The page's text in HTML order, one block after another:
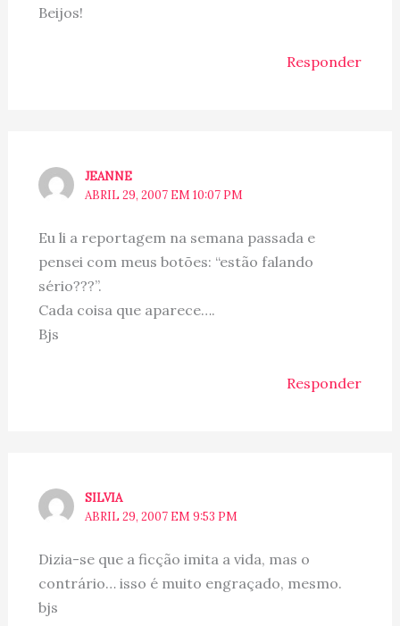
Beijos!
Responder
JEANNE
ABRIL 29, 2007 EM 10:07 PM
Eu li a reportagem na semana passada e
pensei com meus botões: “estão falando
sério???”.
Cada coisa que aparece….
Bjs
Responder
SILVIA
ABRIL 29, 2007 EM 9:53 PM
Dizia-se que a ficção imita a vida, mas o
contrário… isso é muito engraçado, mesmo.
bjs